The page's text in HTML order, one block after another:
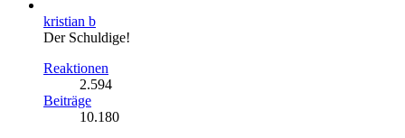
kristian b
Der Schuldige!
Reaktionen
2.594
Beiträge
10.180